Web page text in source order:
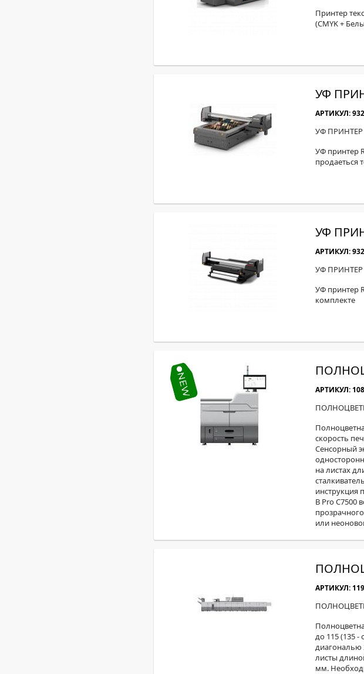
Принтер
(CMYK +
УФ
АРТИКУЛ:
УФ ПРИНТЕР
УФ принтер
продаеться
УФ
АРТИКУЛ:
УФ ПРИНТЕР
УФ принтер
комплекте
АРТИКУЛ:
скорость
Сенсорный
на листах
инструкция
В Pro C7500
или
АРТИКУЛ:
до 115 (135 -
диагональю
листы
мм.